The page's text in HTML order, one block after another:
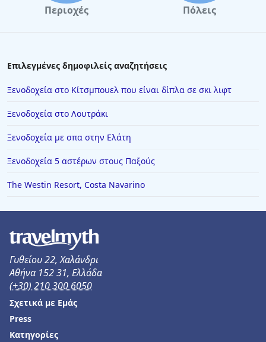
Περιοχές Πόλεις
Επιλεγμένες δημοφιλείς αναζητήσεις
Ξενοδοχεία στο Κίτσμπουελ που είναι δίπλα σε σκι λιφτ
Ξενοδοχεία στο Λουτράκι
Ξενοδοχεία με σπα στην Ελάτη
Ξενοδοχεία 5 αστέρων στους Παξούς
The Westin Resort, Costa Navarino
Γυθείου 22, Χαλάνδρι
Αθήνα 152 31, Ελλάδα
(+30) 210 300 6050
Σχετικά με Εμάς
Press
Κατηγορίες